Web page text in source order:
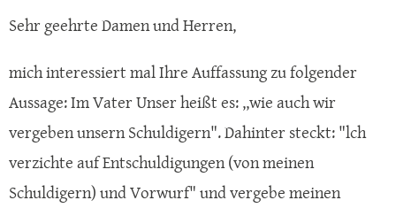
Sehr geehrte Damen und Herren,
mich interessiert mal Ihre Auffassung zu folgender
Aussage: Im Vater Unser heißt es: ,,wie auch wir
vergeben unsern Schuldigern". Dahinter steckt: "lch
verzichte auf Entschuldigungen (von meinen
Schuldigern) und Vorwurf" und vergebe meinen